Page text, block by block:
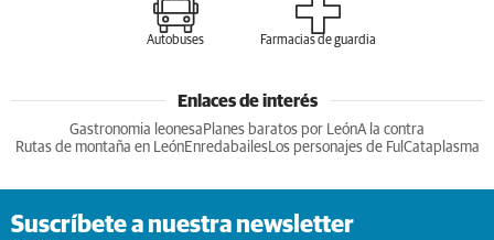
Autobuses Farmacias de guardia
Enlaces de interés
Gastronomia leonesa Planes baratos por LeónA la contra
Rutas de montaña en LeónEnredabailesLos personajes de Ful Cataplasma
Suscríbete a nuestra newsletter